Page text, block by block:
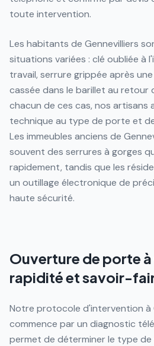
toute intervention.
Les habitants de Gennevilliers
situations variées : clé oubliée à
travail, serrure grippée après
cassée dans le barillet au retour
chacun de ces cas, nos artisans
technique au type de porte et
Les immeubles anciens de
souvent des serrures à gorges
rapidement, tandis que les
un outillage électronique de
haute sécurité.
Ouverture de porte à
rapidité et savoir-
Notre protocole d'intervention à
commence par un diagnostic
permet de déterminer le type